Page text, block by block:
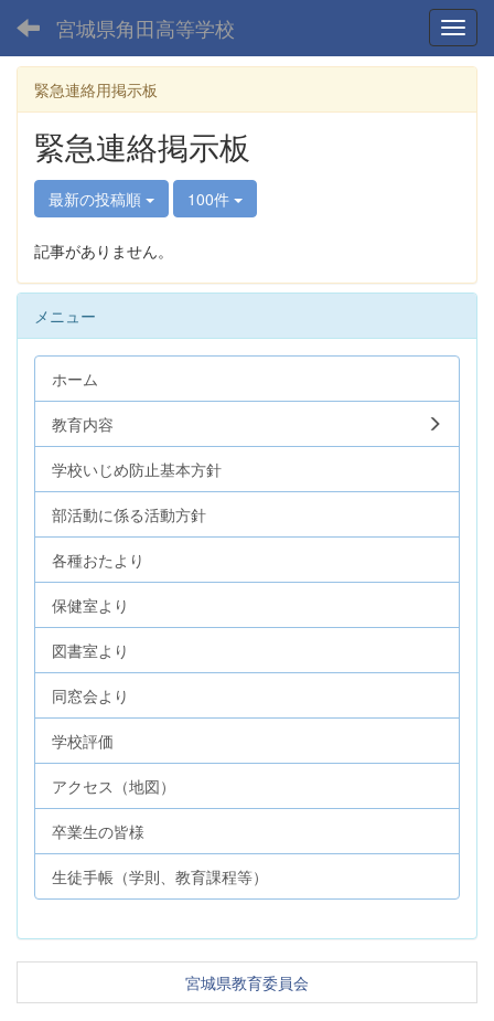
宮城県角田高等学校
緊急連絡用掲示板
緊急連絡掲示板
最新の投稿順 100件
記事がありません。
メニュー
ホーム
教育内容
学校いじめ防止基本方針
部活動に係る活動方針
各種おたより
保健室より
図書室より
同窓会より
学校評価
アクセス（地図）
卒業生の皆様
生徒手帳（学則、教育課程等）
宮城県教育委員会